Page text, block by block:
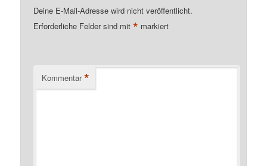
Deine E-Mail-Adresse wird nicht veröffentlicht.
Erforderliche Felder sind mit* markiert
Kommentar *